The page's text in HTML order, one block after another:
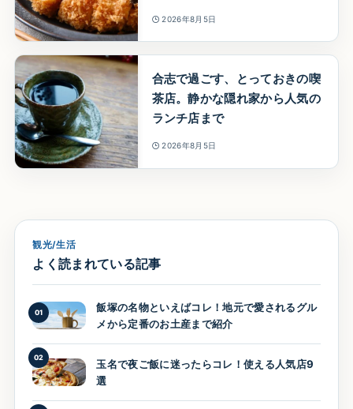
2026年8月5日
合志で過ごす、とっておきの喫
茶店。静かな隠れ家から人気の
ランチ店まで
2026年8月5日
観光/生活
よく読まれている記事
01
飯塚の名物といえばコレ！地元で愛されるグル
メから定番のお土産まで紹介
02
玉名で夜ご飯に迷ったらコレ！使える人気店9
選